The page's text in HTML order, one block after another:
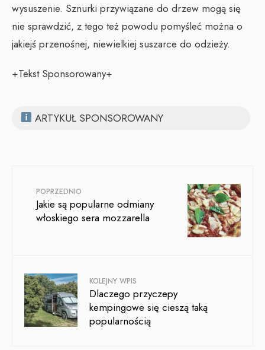
wysuszenie. Sznurki przywiązane do drzew mogą się
nie sprawdzić, z tego też powodu pomyśleć można o
jakiejś przenośnej, niewielkiej suszarce do odzieży.
+Tekst Sponsorowany+
ARTYKUŁ SPONSOROWANY
POPRZEDNIO
Jakie są popularne odmiany
włoskiego sera mozzarella
KOLEJNY WPIS
Dlaczego przyczepy
kempingowe się cieszą taką
popularnością